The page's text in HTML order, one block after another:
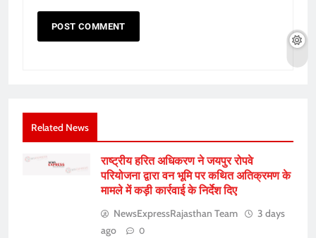
Related News
राष्ट्रीय हरित अधिकरण ने जयपुर रोपवे
परियोजना द्वारा वन भूमि पर कथित अतिक्रमण के
मामले में कड़ी कार्रवाई के निर्देश दिए
NewsExpressRajasthan Team
3 days
ago
0